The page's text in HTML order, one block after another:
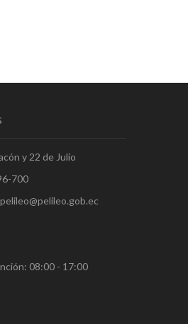
y 22 de Julio
700
08:00 - 17:00